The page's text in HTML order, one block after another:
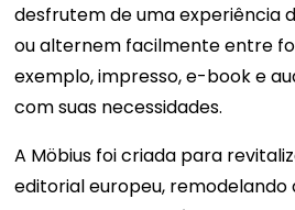
desfrutem de uma experiência
ou alternem facilmente entre
exemplo, impresso, e-book e
com suas necessidades.
A Möbius foi criada para
editorial europeu, remodelando